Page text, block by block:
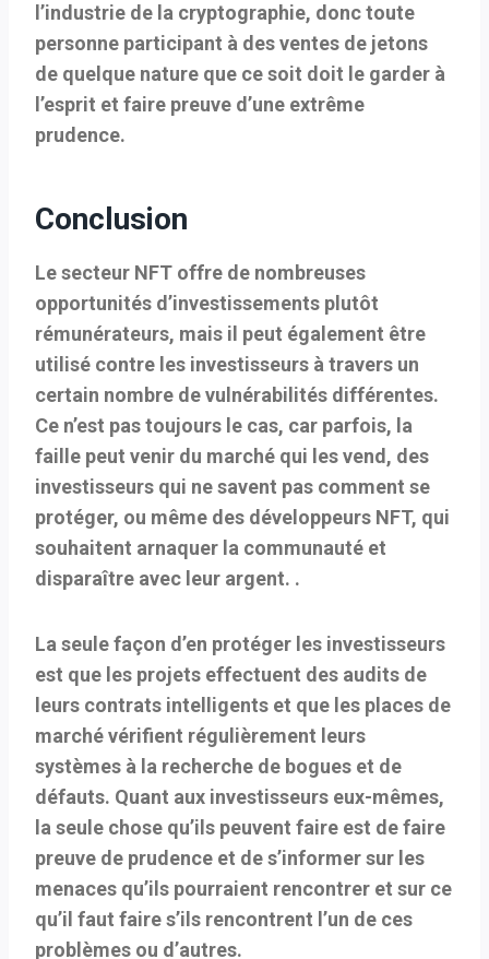
l’industrie de la cryptographie, donc toute
personne participant à des ventes de jetons
de quelque nature que ce soit doit le garder à
l’esprit et faire preuve d’une extrême
prudence.
Conclusion
Le secteur NFT offre de nombreuses
opportunités d’investissements plutôt
rémunérateurs, mais il peut également être
utilisé contre les investisseurs à travers un
certain nombre de vulnérabilités différentes.
Ce n’est pas toujours le cas, car parfois, la
faille peut venir du marché qui les vend, des
investisseurs qui ne savent pas comment se
protéger, ou même des développeurs NFT, qui
souhaitent arnaquer la communauté et
disparaître avec leur argent. .
La seule façon d’en protéger les investisseurs
est que les projets effectuent des audits de
leurs contrats intelligents et que les places de
marché vérifient régulièrement leurs
systèmes à la recherche de bogues et de
défauts. Quant aux investisseurs eux-mêmes,
la seule chose qu’ils peuvent faire est de faire
preuve de prudence et de s’informer sur les
menaces qu’ils pourraient rencontrer et sur ce
qu’il faut faire s’ils rencontrent l’un de ces
problèmes ou d’autres.